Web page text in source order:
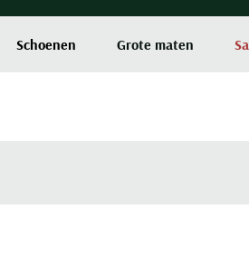
Schoenen Grote maten